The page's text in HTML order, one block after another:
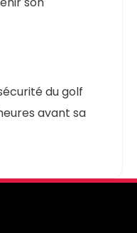
du golf
avant sa